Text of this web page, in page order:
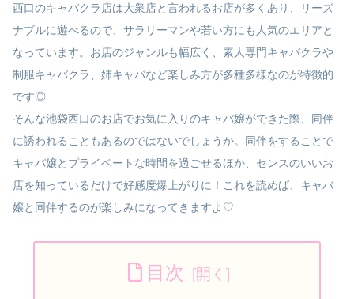
西口のキャバクラ店は大衆店と言われるお店が多くあり、リーズ
ナブルに遊べるので、サラリーマンや若い方にも人気のエリアと
なっています。お店のジャンルも幅広く、素人専門キャバクラや
制服キャバクラ、姉キャバなど楽しみ方が多種多様なのが特徴的
です◎
そんな池袋西口のお店でお気に入りのキャバ嬢ができた際、同伴
に誘われることもあるのではないでしょうか。同伴をすることで
キャバ嬢とプライベートな時間を過ごせるほか、センスのいいお
店を知っているだけで好感度爆上がりに！これを読めば、キャバ
嬢と同伴するのが楽しみになってきますよ♡
目次